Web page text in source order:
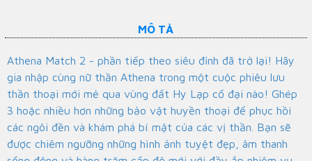
MÔ TẢ
Athena Match 2 - phần tiếp theo siêu đỉnh đã trở lại! Hãy
gia nhập cùng nữ thần Athena trong một cuộc phiêu lưu
thần thoại mới mẻ qua vùng đất Hy Lạp cổ đại nào! Ghép
3 hoặc nhiều hơn những bảo vật huyền thoại để phục hồi
các ngôi đền và khám phá bí mật của các vị thần. Bạn sẽ
được chiêm ngưỡng những hình ảnh tuyệt đẹp, âm thanh